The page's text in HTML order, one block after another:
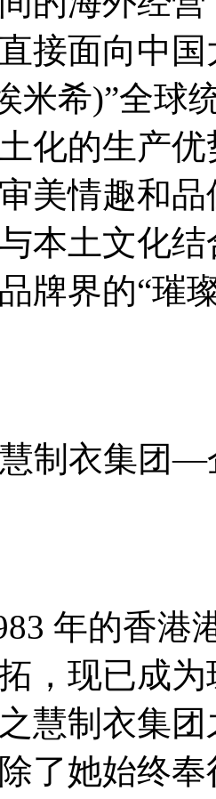
接面向中
米希)”全球
化的生产
美情趣和
本土文化
牌界的“璀
制衣集团—
年的香港
，现已成
慧制衣集
了她始终